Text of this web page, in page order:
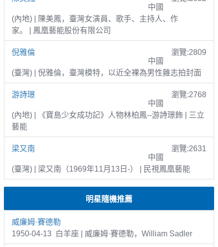
中國
(內地) | 陳美鳳，臺灣女演員、歌手、主持人、作
家。 | 鳳凰藝能股份有限公司
倪雅倫
瀏覽:2809
中國
(臺灣) | 倪雅倫，臺灣模特，以近全裸為男性雜志拍封面
游詩璟
瀏覽:2768
中國
(內地) | 《寶島少女成功記》人物林柏鳳--游詩璟飾 | 三立
藝能
梁又南
瀏覽:2631
中國
(臺灣) | 梁又南（1969年11月13日-） | 民視鳳凰藝能
明星隨機推薦
威廉姆·賽德勒
1950-04-13 白羊座 | 威廉姆·賽德勒，William Sadler